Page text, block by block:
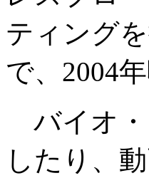
ティング
で、2004
バイオ・
したり、